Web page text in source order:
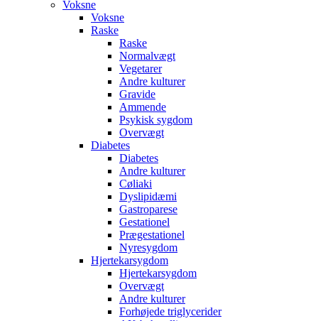
Voksne
Voksne
Raske
Raske
Normalvægt
Vegetarer
Andre kulturer
Gravide
Ammende
Psykisk sygdom
Overvægt
Diabetes
Diabetes
Andre kulturer
Cøliaki
Dyslipidæmi
Gastroparese
Gestationel
Prægestationel
Nyresygdom
Hjertekarsygdom
Hjertekarsygdom
Overvægt
Andre kulturer
Forhøjede triglycerider